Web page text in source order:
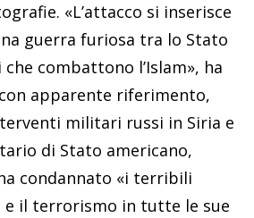
«L’attacco si inserisce
guerra furiosa tra lo Stato
che combattono l’Islam», ha
apparente riferimento,
militari russi in Siria e
di Stato americano,
condannato «i terribili
e il terrorismo in tutte le sue